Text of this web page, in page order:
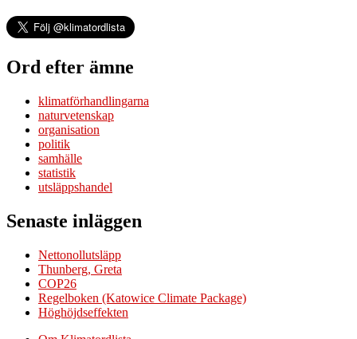
Ord efter ämne
klimatförhandlingarna
naturvetenskap
organisation
politik
samhälle
statistik
utsläppshandel
Senaste inläggen
Nettonollutsläpp
Thunberg, Greta
COP26
Regelboken (Katowice Climate Package)
Höghöjdseffekten